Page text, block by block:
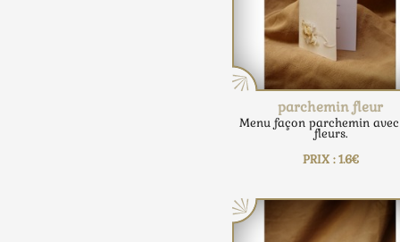
parchemin fleur
Menu façon parchemin
fleurs.
PRIX : 1.6€